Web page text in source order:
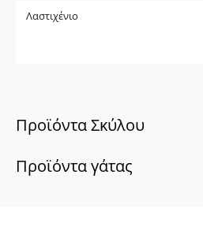
Λαστιχένιο
Προϊόντα Σκύλου
Προϊόντα γάτας